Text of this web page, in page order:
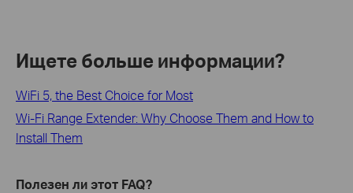
Ищете больше информации?
WiFi 5, the Best Choice for Most
Wi-Fi Range Extender: Why Choose Them and How to
Install Them
Полезен ли этот FAQ?